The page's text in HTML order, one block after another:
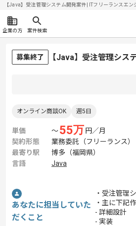
【Java】受注管理システム開発案件| ITフリーランスエ
企業の方 案件検索
募集終了 【Java】受注管理シス
オンライン商談OK 週5日
単価 〜55万 円／月
契約形態
業務委託（フリーランス）
最寄り駅
博多（福岡県）
言語
Java
あなたに担当していた
だくこと
・受注管理
・主に下記
- 詳細設計
- 実装